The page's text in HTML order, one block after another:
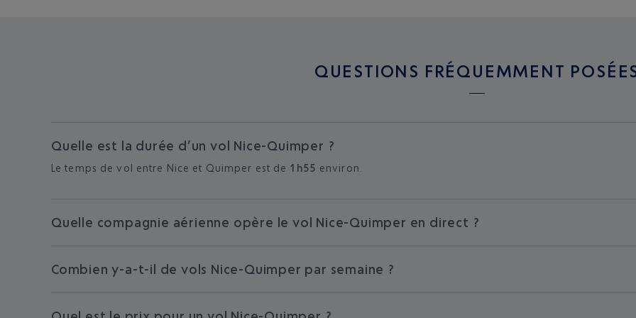
QUESTIONS FRÉQUEMMENT
Quelle est la durée d’un vol Nice-Quimper ?
Le temps de vol entre Nice et Quimper est de 1h55 environ.
Quelle compagnie aérienne opère le vol Nice-Quimper en direct ?
Combien y-a-t-il de vols Nice-Quimper par semaine ?